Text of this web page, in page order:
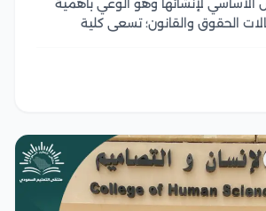
الأساسي لإنشائها وهو الوعي بأهمية
الحقوق والقانون؛ تسعى كلية
اللازمة لتأهيلهم للمنافسة في أسواق